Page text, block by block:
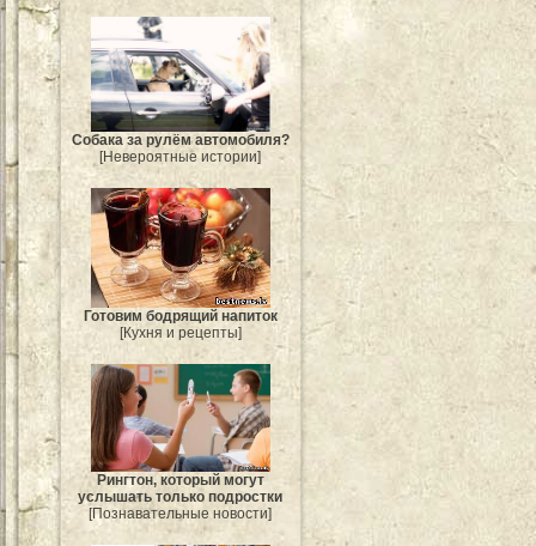
Собака за рулём автомобиля?
[Невероятные истории]
Готовим бодрящий напиток
[Кухня и рецепты]
Рингтон, который могут
услышать только подростки
[Познавательные новости]